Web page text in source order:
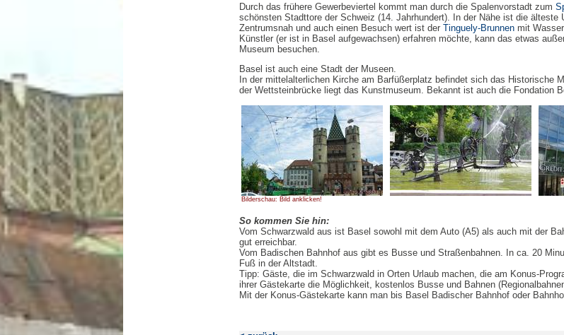
Durch das frühere Gewerbeviertel kommt man durch die Spalenvorstadt zum
schönsten Stadttore der Schweiz (14. Jahrhundert). In der Nähe ist die älteste
Zentrumsnah und auch einen Besuch wert ist der Tinguely-Brunnen mit
Künstler (er ist in Basel aufgewachsen) erfahren möchte, kann das etwas
Museum besuchen.
Basel ist auch eine Stadt der Museen.
In der mittelalterlichen Kirche am Barfüßerplatz befindet sich das Historische
der Wettsteinbrücke liegt das Kunstmuseum. Bekannt ist auch die Fondation
Bilderschau: Bild anklicken!
So kommen Sie hin:
Vom Schwarzwald aus ist Basel sowohl mit dem Auto (A5) als auch mit der
gut erreichbar.
Vom Badischen Bahnhof aus gibt es Busse und Straßenbahnen. In ca. 20
Fuß in der Altstadt.
Tipp: Gäste, die im Schwarzwald in Orten Urlaub machen, die am Konus-
ihrer Gästekarte die Möglichkeit, kostenlos Busse und Bahnen
Mit der Konus-Gästekarte kann man bis Basel Badischer Bahnhof oder